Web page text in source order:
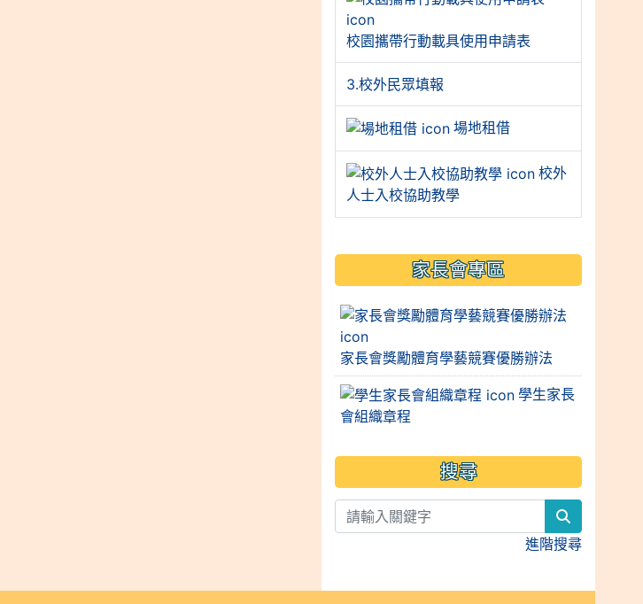
校園攜帶行動載具使用申請表
3.校外民眾填報
場地租借
校外
人士入校協助教學
家長會專區
家長會獎勵體育學藝競賽優勝辦法
學生家長
會組織章程
搜尋
進階搜尋